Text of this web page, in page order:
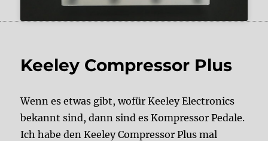
Keeley Compressor Plus
Wenn es etwas gibt, wofür Keeley Electronics
bekannt sind, dann sind es Kompressor Pedale.
Ich habe den Keeley Compressor Plus mal